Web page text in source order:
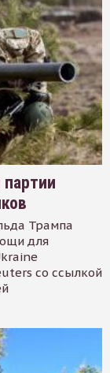
Трампа
для
со ссылкой